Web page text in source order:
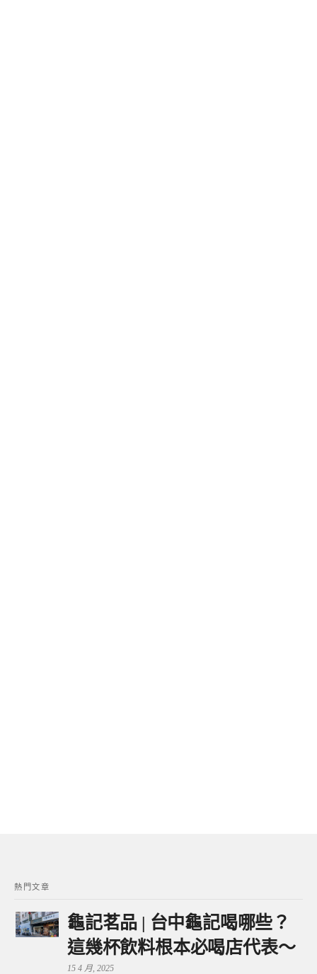
熱門文章
龜記茗品 | 台中龜記喝哪些？
這幾杯飲料根本必喝店代表～
15 4 月, 2025